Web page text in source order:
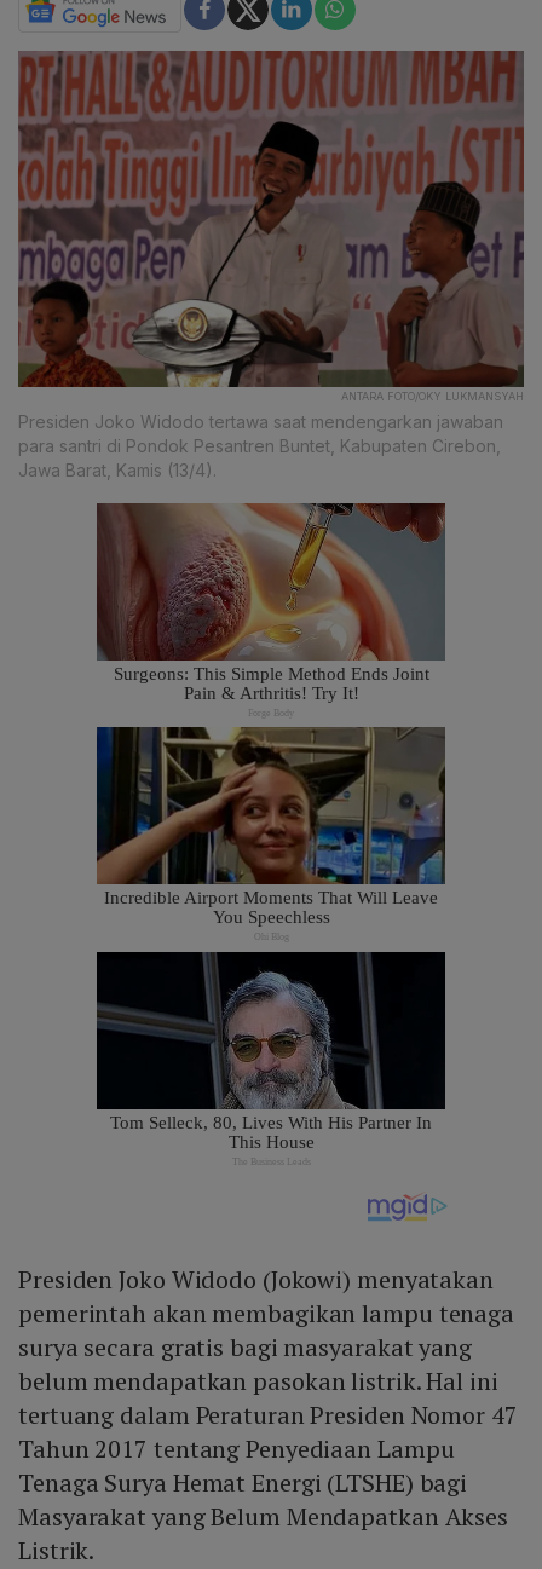
ANTARA FOTO/OKY LUKMANSYAH
Presiden Joko Widodo tertawa saat mendengarkan jawaban
para santri di Pondok Pesantren Buntet, Kabupaten Cirebon,
Jawa Barat, Kamis (13/4).
Presiden Joko Widodo (Jokowi) menyatakan
pemerintah akan membagikan lampu tenaga
surya secara gratis bagi masyarakat yang
belum mendapatkan pasokan listrik. Hal ini
tertuang dalam Peraturan Presiden Nomor 47
Tahun 2017 tentang Penyediaan Lampu
Tenaga Surya Hemat Energi (LTSHE) bagi
Masyarakat yang Belum Mendapatkan Akses
Listrik.